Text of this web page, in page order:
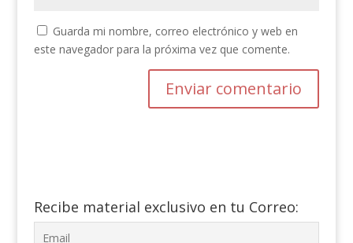
Guarda mi nombre, correo electrónico y web en
este navegador para la próxima vez que comente.
Recibe material exclusivo en tu Correo: